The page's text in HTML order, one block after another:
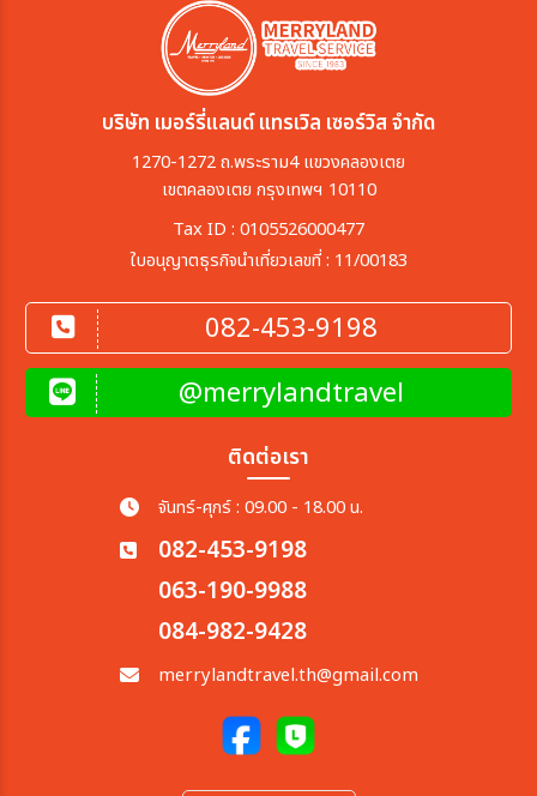
บริษัท เมอร์รี่แลนด์ แทรเวิล เซอร์วิส จำกัด
1270-1272 ถ.พระราม4 แขวงคลองเตย
เขตคลองเตย กรุงเทพฯ 10110
Tax ID : 0105526000477
ใบอนุญาตธุรกิจนำเที่ยวเลขที่ : 11/00183
082-453-9198
@merrylandtravel
ติดต่อเรา
จันทร์-ศุกร์ : 09.00 - 18.00 น.
082-453-9198
063-190-9988
084-982-9428
merrylandtravel.th@gmail.com